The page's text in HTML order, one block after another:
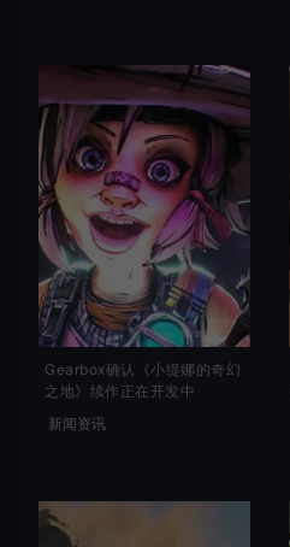
Gearbox确认《小缇娜的奇幻
之地》续作正在开发中
新闻资讯